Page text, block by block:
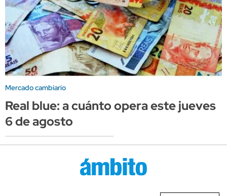
Mercado cambiario
Real blue: a cuánto opera este jueves
6 de agosto